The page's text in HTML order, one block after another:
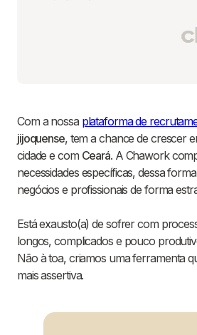
Com a nossa plataforma de
jijoquense, tem a chance de crescer
cidade e com Ceará. A Chawork
necessidades específicas, dessa
negócios e profissionais de forma
Está exausto(a) de sofrer com
longos, complicados e pouco
Não à toa, criamos uma ferramenta
mais assertiva.